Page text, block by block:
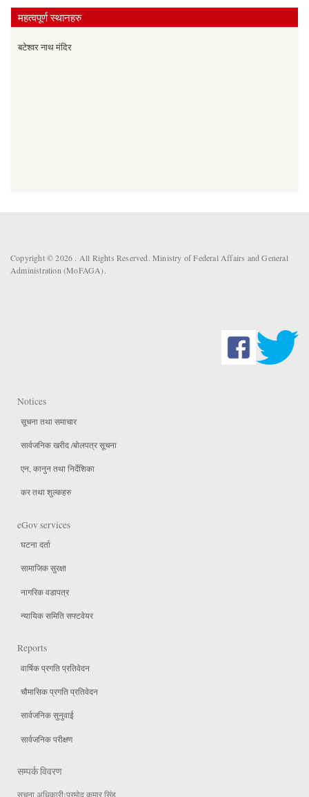
महत्वपूर्ण स्थानहरु
बटेश्वर नाथ मंदिर
Copyright © 2026 . All Rights Reserved. Ministry of Federal Affairs and General
Administration (MoFAGA).
Notices
सूचना तथा समाचार
सार्वजनिक खरीद /बोलपत्र सूचना
एन, कानुन तथा निर्देशिका
कर तथा शुल्कहरु
eGov services
घटना दर्ता
सामाजिक सुरक्षा
नागरिक वडापत्र
न्यायिक समिति सफ्टवेयर
Reports
वार्षिक प्रगति प्रतिवेदन
चौमासिक प्रगति प्रतिवेदन
सार्वजनिक सुनुवाई
सार्वजनिक परीक्षण
सम्पर्क विवरण
सुचना अधिकारीःप्रमोद कुमार सिंह